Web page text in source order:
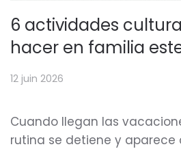
6 actividades
hacer en familia
12 juin 2026
Cuando llegan las
rutina se detiene y aparece